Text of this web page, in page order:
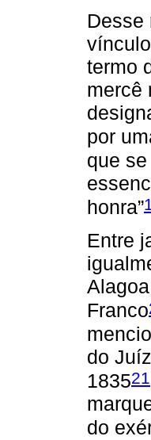
Desse
termo
mercê
por
que
honra”
Entre
Franco
do
183521
do